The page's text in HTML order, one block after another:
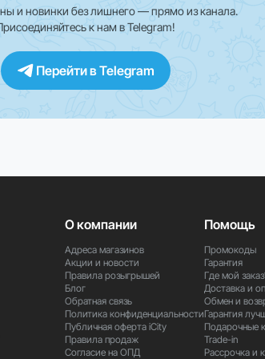
и новинки без лишнего — прямо из канала.
к нам в Telegram!
Перейти в Telegram
О компании
Адреса магазинов
Акции и новости
Правила розыгрышей
Блог
Обратная связь
Политика конфиденциальности
Публичная оферта iCity
Правила продаж
Согласие на ОПД
Помощь
Промокоды
Гарантия
Где мой
Доставка и
Обмен и
Гарантия
Подарочные
Trade-in
Рассрочка и